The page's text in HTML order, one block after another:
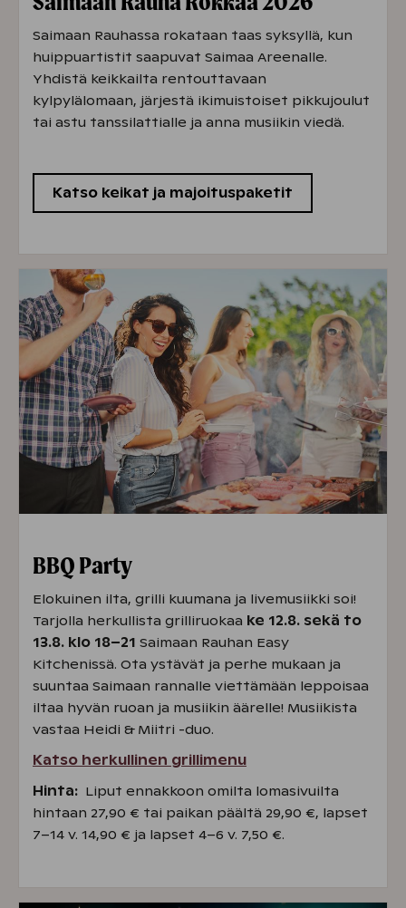
Saimaan Rauhassa rokataan taas syksyllä, kun
huippuartistit saapuvat Saimaa Areenalle.
Yhdistä keikkailta rentouttavaan
kylpylälomaan, järjestä ikimuistoiset pikkujoulut
tai astu tanssilattialle ja anna musiikin viedä.
Katso keikat ja majoituspaketit
BBQ Party
Elokuinen ilta, grilli kuumana ja livemusiikki soi!
Tarjolla herkullista grilliruokaa ke 12.8. sekä to
13.8. klo 18–21 Saimaan Rauhan Easy
Kitchenissä. Ota ystävät ja perhe mukaan ja
suuntaa Saimaan rannalle viettämään leppoisaa
iltaa hyvän ruoan ja musiikin äärelle! Musiikista
vastaa Heidi & Miitri -duo.
Katso herkullinen grillimenu
Hinta: Liput ennakkoon omilta lomasivuilta
hintaan 27,90 € tai paikan päältä 29,90 €, lapset
7–14 v. 14,90 € ja lapset 4–6 v. 7,50 €.